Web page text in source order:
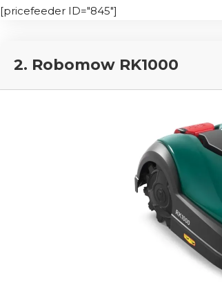
[pricefeeder ID="845"]
2. Robomow RK1000